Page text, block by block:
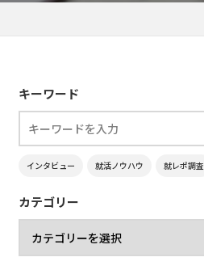
キーワード
インタビュー 就活ノウハウ 就レポ調査
カテゴリー